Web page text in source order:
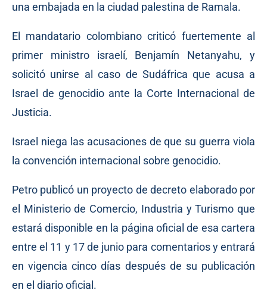
una embajada en la ciudad palestina de Ramala.
El mandatario colombiano criticó fuertemente al
primer ministro israelí, Benjamín Netanyahu, y
solicitó unirse al caso de Sudáfrica que acusa a
Israel de genocidio ante la Corte Internacional de
Justicia.
Israel niega las acusaciones de que su guerra viola
la convención internacional sobre genocidio.
Petro publicó un proyecto de decreto elaborado por
el Ministerio de Comercio, Industria y Turismo que
estará disponible en la página oficial de esa cartera
entre el 11 y 17 de junio para comentarios y entrará
en vigencia cinco días después de su publicación
en el diario oficial.